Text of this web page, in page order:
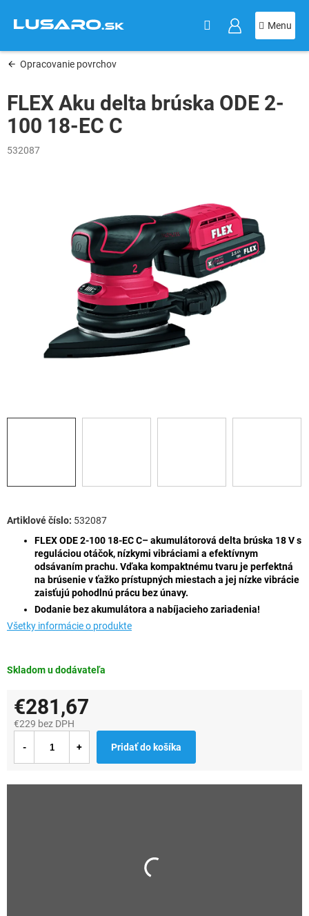
obsah
Opracovanie povrchov
FLEX Aku delta brúska ODE 2-
100 18-EC C
532087
Skladom u dodávateľa
FLEX ODE 2-100 18-EC C– akumulátorová delta brúska 18 V s
reguláciou otáčok, nízkymi vibráciami a efektívnym
odsávaním prachu. Vďaka kompaktnému tvaruje perfektná
na brúsenie v ťažko prístupných miestach a jej nízke vibrácie
zaisťujú pohodlnú prácu bez únavy.
Dodanie bez akumulátora a nabíjacieho zariadenia!
Všetky informácie o produkte
532087
€281,67
€229 bez DPH
cena:
Pridať do košíka